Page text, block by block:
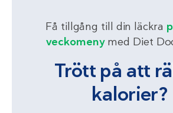
Få tillgång till din läckra
veckomenymed Diet
Trött på att
kalorier?